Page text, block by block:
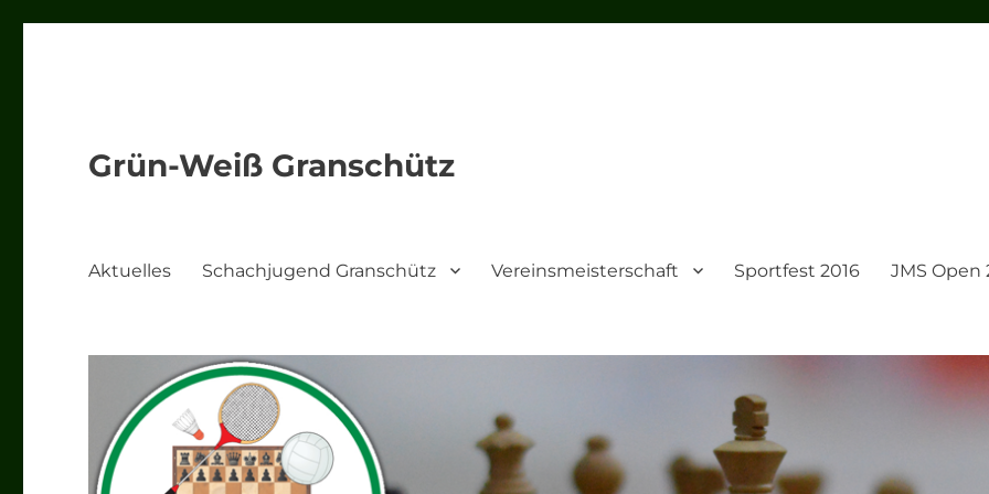
Grün-Weiß Granschütz
Aktuelles Schachjugend Granschütz Vereinsmeisterschaft Sportfest 2016 JMS Open